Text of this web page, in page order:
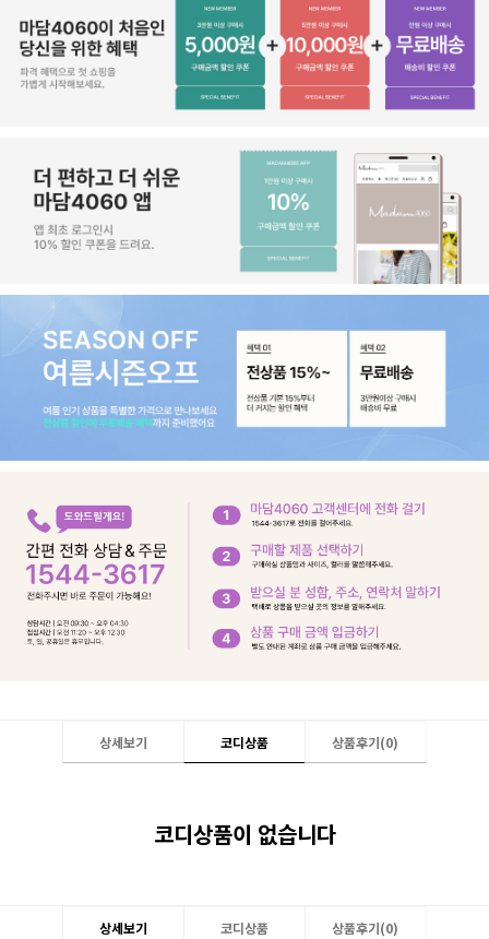
상세보기 코디상품 상품후기(0)
코디상품이 없습니다
상세보기 코디상품 상품후기(0)